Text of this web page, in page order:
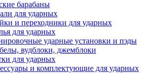
барабаны
для ударных
и переходники для ударных
для ударных
ударные установки и пэды
вудблоки, джемблоки
для ударных
и комплектующие для ударных